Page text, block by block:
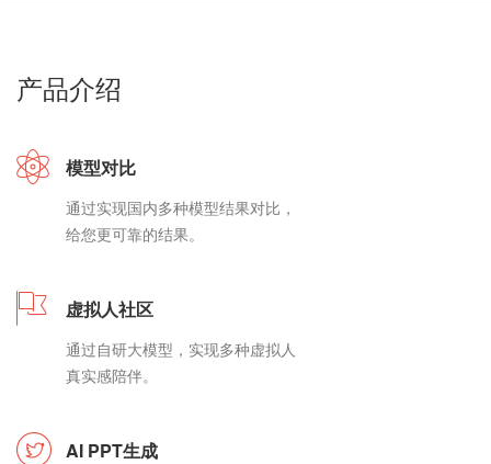
产品介绍
模型对比
通过实现国内多种模型结果对比，
给您更可靠的结果。
虚拟人社区
通过自研大模型，实现多种虚拟人
真实感陪伴。
AI PPT生成